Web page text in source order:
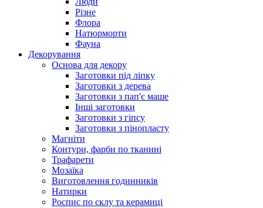
Різне
Флора
Натюрморти
Фауна
Декорування
Основа для декору
Заготовки під ліпку
Заготовки з дерева
Заготовки з пап'є маше
Інші заготовки
Заготовки з гіпсу
Заготовки з пінопласту
Магніти
Контури, фарби по тканині
Трафарети
Мозаїка
Виготовлення годинників
Натирки
Роспис по склу та керамиці